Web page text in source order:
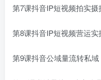
第7课抖音IP短视频拍实摄‬
第8课抖音IP短视频营运‬实
第9课抖音公域量流‬转私域